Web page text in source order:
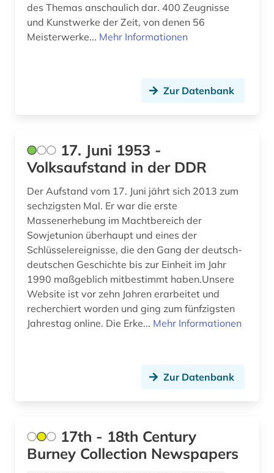
archive (1)
archivmaterial (1)
archivwesen (4)
archäologische stätte (1)
argentinien (3)
arkadien (1)
arktis (5)
armeezeitungen (1)
armenfürsorge (4)
arzneimittel (1)
arzt (1)
des Themas anschaulich dar. 400 Zeugnisse
und Kunstwerke der Zeit, von denen 56
Meisterwerke... Mehr Informationen
Zur Datenbank
17. Juni 1953 -
Volksaufstand in der DDR
Der Aufstand vom 17. Juni jährt sich 2013 zum
sechzigsten Mal. Er war die erste
Massenerhebung im Machtbereich der
Sowjetunion überhaupt und eines der
Schlüsselereignisse, die den Gang der deutsch-
deutschen Geschichte bis zur Einheit im Jahr
1990 maßgeblich mitbestimmt haben.Unsere
Website ist vor zehn Jahren erarbeitet und
recherchiert worden und ging zum fünfzigsten
Jahrestag online. Die Erke... Mehr Informationen
Zur Datenbank
17th - 18th Century
Burney Collection Newspapers